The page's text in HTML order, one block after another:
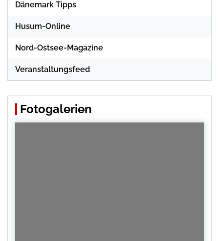
Dänemark Tipps
Husum-Online
Nord-Ostsee-Magazine
Veranstaltungsfeed
Fotogalerien